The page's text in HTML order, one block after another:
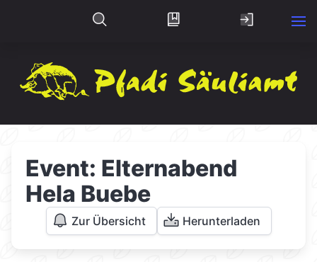
Event: Elternabend
Hela Buebe
Zur Übersicht Herunterladen